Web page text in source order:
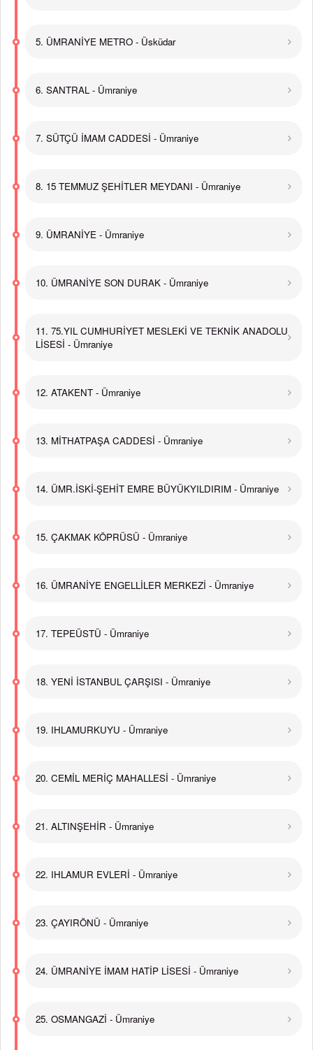
5. ÜMRANİYE METRO - Üsküdar
6. SANTRAL - Ümraniye
7. SÜTÇÜ İMAM CADDESİ - Ümraniye
8. 15 TEMMUZ ŞEHİTLER MEYDANI - Ümraniye
9. ÜMRANİYE - Ümraniye
10. ÜMRANİYE SON DURAK - Ümraniye
11. 75.YIL CUMHURİYET MESLEKİ VE TEKNİK ANADOLU
LİSESİ - Ümraniye
12. ATAKENT - Ümraniye
13. MİTHATPAŞA CADDESİ - Ümraniye
14. ÜMR.İSKİ-ŞEHİT EMRE BÜYÜKYILDIRIM - Ümraniye
15. ÇAKMAK KÖPRÜSÜ - Ümraniye
16. ÜMRANİYE ENGELLİLER MERKEZİ - Ümraniye
17. TEPEÜSTÜ - Ümraniye
18. YENİ İSTANBUL ÇARŞISI - Ümraniye
19. IHLAMURKUYU - Ümraniye
20. CEMİL MERİÇ MAHALLESİ - Ümraniye
21. ALTINŞEHİR - Ümraniye
22. IHLAMUR EVLERİ - Ümraniye
23. ÇAYIRÖNÜ - Ümraniye
24. ÜMRANİYE İMAM HATİP LİSESİ - Ümraniye
25. OSMANGAZİ - Ümraniye